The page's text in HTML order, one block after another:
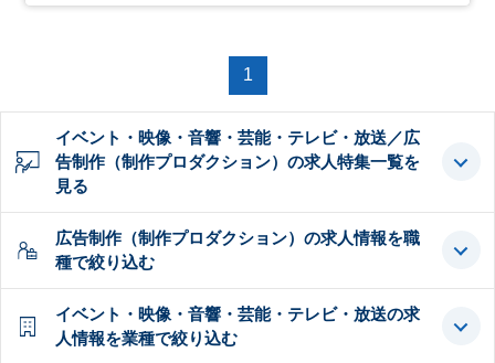
1
イベント・映像・音響・芸能・テレビ・放送／広
告制作（制作プロダクション）の求人特集一覧を
見る
広告制作（制作プロダクション）の求人情報を職
種で絞り込む
イベント・映像・音響・芸能・テレビ・放送の求
人情報を業種で絞り込む